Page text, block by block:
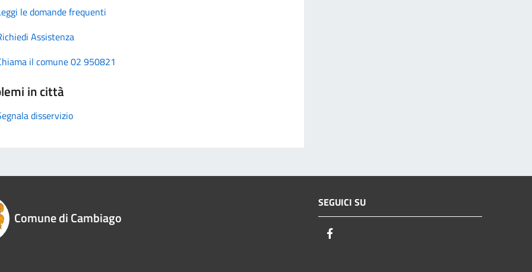
le domande frequenti
Assistenza
il comune 02 950821
in città
disservizio
Comune di Cambiago
SEGUICI SU